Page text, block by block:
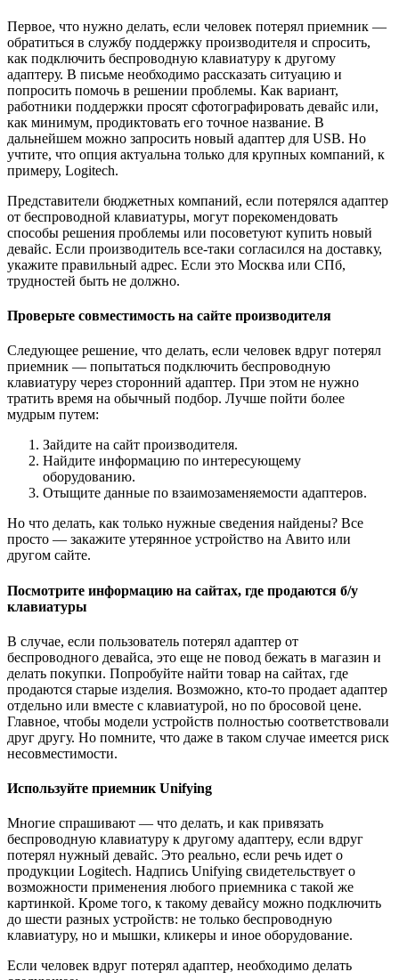
Первое, что нужно делать, если человек потерял приемник —
обратиться в службу поддержку производителя и спросить,
как подключить беспроводную клавиатуру к другому
адаптеру. В письме необходимо рассказать ситуацию и
попросить помочь в решении проблемы. Как вариант,
работники поддержки просят сфотографировать девайс или,
как минимум, продиктовать его точное название. В
дальнейшем можно запросить новый адаптер для USB. Но
учтите, что опция актуальна только для крупных компаний, к
примеру, Logitech.
Представители бюджетных компаний, если потерялся адаптер
от беспроводной клавиатуры, могут порекомендовать
способы решения проблемы или посоветуют купить новый
девайс. Если производитель все-таки согласился на доставку,
укажите правильный адрес. Если это Москва или СПб,
трудностей быть не должно.
Проверьте совместимость на сайте производителя
Следующее решение, что делать, если человек вдруг потерял
приемник — попытаться подключить беспроводную
клавиатуру через сторонний адаптер. При этом не нужно
тратить время на обычный подбор. Лучше пойти более
мудрым путем:
Зайдите на сайт производителя.
Найдите информацию по интересующему
оборудованию.
Отыщите данные по взаимозаменяемости адаптеров.
Но что делать, как только нужные сведения найдены? Все
просто — закажите утерянное устройство на Авито или
другом сайте.
Посмотрите информацию на сайтах, где продаются б/у
клавиатуры
В случае, если пользователь потерял адаптер от
беспроводного девайса, это еще не повод бежать в магазин и
делать покупки. Попробуйте найти товар на сайтах, где
продаются старые изделия. Возможно, кто-то продает адаптер
отдельно или вместе с клавиатурой, но по бросовой цене.
Главное, чтобы модели устройств полностью соответствовали
друг другу. Но помните, что даже в таком случае имеется риск
несовместимости.
Используйте приемник Unifying
Многие спрашивают — что делать, и как привязать
беспроводную клавиатуру к другому адаптеру, если вдруг
потерял нужный девайс. Это реально, если речь идет о
продукции Logitech. Надпись Unifying свидетельствует о
возможности применения любого приемника с такой же
картинкой. Кроме того, к такому девайсу можно подключить
до шести разных устройств: не только беспроводную
клавиатуру, но и мышки, кликеры и иное оборудование.
Если человек вдруг потерял адаптер, необходимо делать